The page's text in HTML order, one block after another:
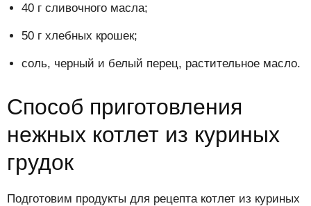
40 г сливочного масла;
50 г хлебных крошек;
соль, черный и белый перец, растительное масло.
Способ приготовления
нежных котлет из куриных
грудок
Подготовим продукты для рецепта котлет из куриных